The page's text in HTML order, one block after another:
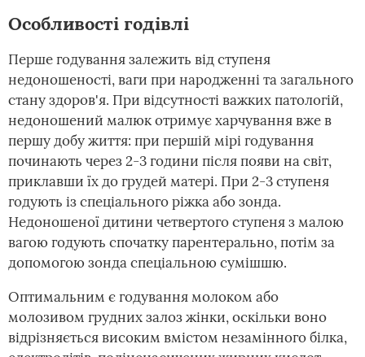
Особливості годівлі
Перше годування залежить від ступеня
недоношеності, ваги при народженні та загального
стану здоров'я. При відсутності важких патологій,
недоношений малюк отримує харчування вже в
першу добу життя: при першій мірі годування
починають через 2-3 години після появи на світ,
приклавши їх до грудей матері. При 2-3 ступеня
годують із спеціального ріжка або зонда.
Недоношеної дитини четвертого ступеня з малою
вагою годують спочатку парентерально, потім за
допомогою зонда спеціальною сумішшю.
Оптимальним є годування молоком або
молозивом грудних залоз жінки, оскільки воно
відрізняється високим вмістом незамінного білка,